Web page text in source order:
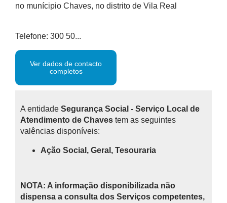
no munícipio Chaves, no distrito de Vila Real
Telefone: 300 50...
Ver dados de contacto
completos
A entidade Segurança Social - Serviço Local de
Atendimento de Chaves tem as seguintes
valências disponíveis:
Ação Social, Geral, Tesouraria
NOTA: A informação disponibilizada não
dispensa a consulta dos Serviços competentes,